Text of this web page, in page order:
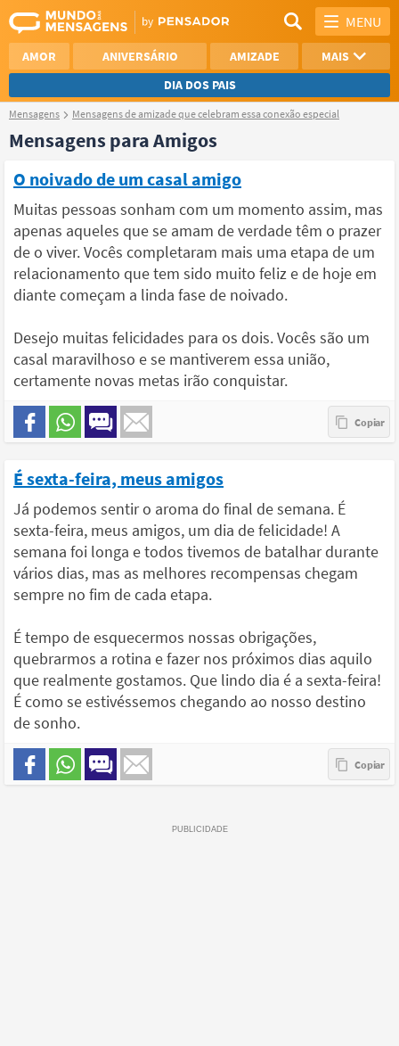
MENU
AMOR ANIVERSÁRIO AMIZADE
MAIS
DIA DOS PAIS
Mensagens Mensagens de amizade que celebram essa conexão especial
Mensagens para Amigos
O noivado de um casal amigo
Muitas pessoas sonham com um momento assim, mas
apenas aqueles que se amam de verdade têm o prazer
de o viver. Vocês completaram mais uma etapa de um
relacionamento que tem sido muito feliz e de hoje em
diante começam a linda fase de noivado.
Desejo muitas felicidades para os dois. Vocês são um
casal maravilhoso e se mantiverem essa união,
certamente novas metas irão conquistar.
É sexta-feira, meus amigos
Já podemos sentir o aroma do final de semana. É
sexta-feira, meus amigos, um dia de felicidade! A
semana foi longa e todos tivemos de batalhar durante
vários dias, mas as melhores recompensas chegam
sempre no fim de cada etapa.
É tempo de esquecermos nossas obrigações,
quebrarmos a rotina e fazer nos próximos dias aquilo
que realmente gostamos. Que lindo dia é a sexta-feira!
É como se estivéssemos chegando ao nosso destino
de sonho.